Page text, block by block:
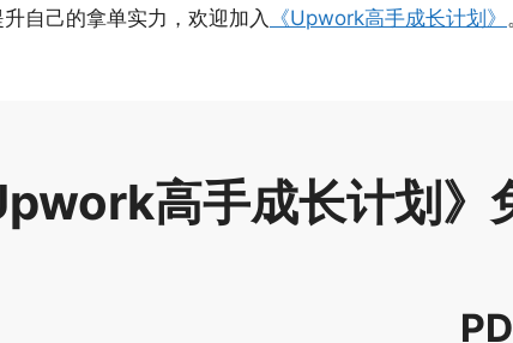
自己的拿单实力，欢迎加入 《Upwork高手成长计划》
高手成长计划》